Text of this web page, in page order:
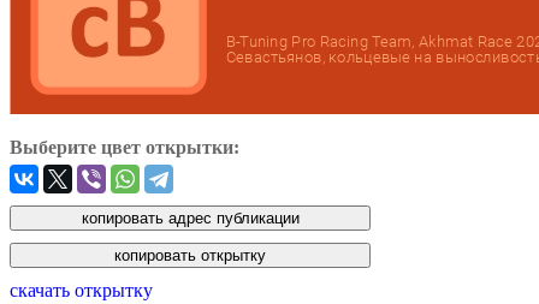
Выберите цвет открытки:
скачать открытку